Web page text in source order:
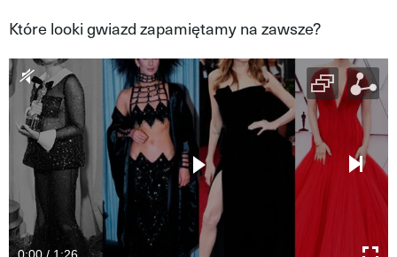
Kultura
Wideo
Nasze akcje
VIVA!ART
VIVA!MODA
Które looki gwiazd zapamiętamy na zawsze?
0:00 / 1:26